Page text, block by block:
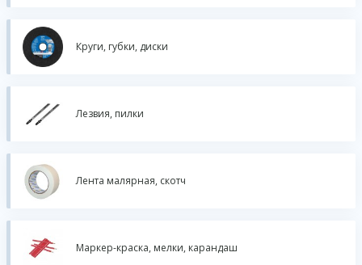
Круги, губки, диски
Лезвия, пилки
Лента малярная, скотч
Маркер-краска, мелки, карандаш